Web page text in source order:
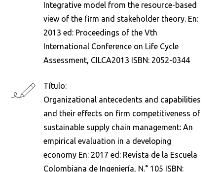
Integrative model from the resource-based
view of the firm and stakeholder theory. En:
2013 ed: Proceedings of the Vth
International Conference on Life Cycle
Assessment, CILCA2013 ISBN: 2052-0344
Título:
Organizational antecedents and capabilities
and their effects on firm competitiveness of
sustainable supply chain management: An
empirical evaluation in a developing
economy En: 2017 ed: Revista de la Escuela
Colombiana de Ingeniería, N.° 105 ISBN: